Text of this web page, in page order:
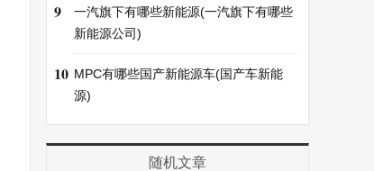
9
一汽旗下有哪些新能源(一汽旗下有哪些
新能源公司)
10 MPC有哪些国产新能源车(国产车新能
源)
随机文章